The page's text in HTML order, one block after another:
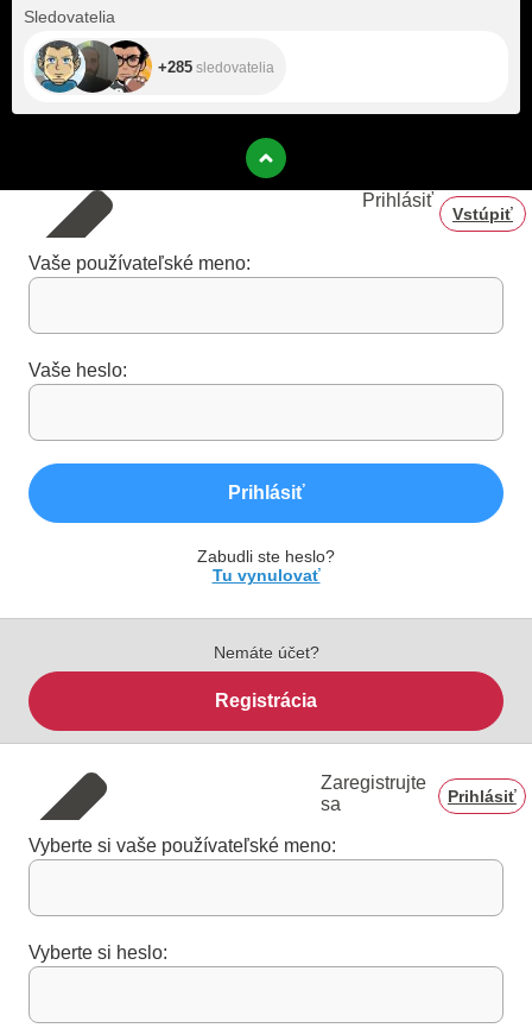
Sledovatelia
+285 sledovatelia
Prihlásiť
Vstúpiť
Vaše používateľské meno:
Vaše heslo:
Prihlásiť
Zabudli ste heslo?
Tu vynulovať
Nemáte účet?
Registrácia
Zaregistrujte
sa
Prihlásiť
Vyberte si vaše používateľské meno:
Vyberte si heslo: